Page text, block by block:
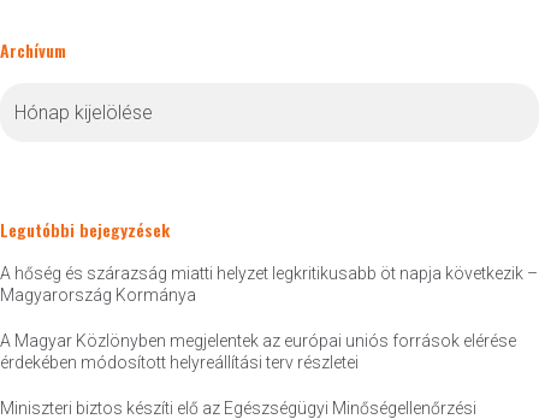
Archívum
Legutóbbi bejegyzések
A hőség és szárazság miatti helyzet legkritikusabb öt napja következik –
Magyarország Kormánya
A Magyar Közlönyben megjelentek az európai uniós források elérése
érdekében módosított helyreállítási terv részletei
Miniszteri biztos készíti elő az Egészségügyi Minőségellenőrzési